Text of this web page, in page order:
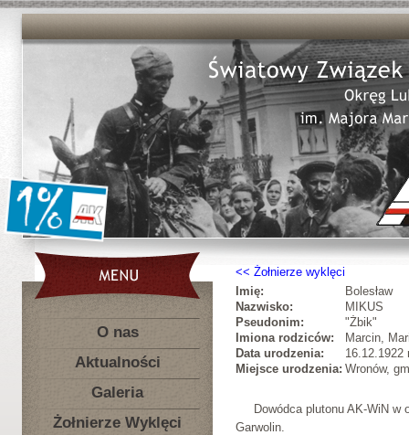
O nas
Aktualności
Galeria
Żołnierze Wyklęci
Żołnierze wyklęci
Imię:
Bolesław
Nazwisko:
MIKUS
Pseudonim:
"Żbik"
Imiona rodziców:
Marcin,
Data urodzenia:
16.12.1922
Miejsce urodzenia: Wronów,
Dowódca plutonu AK-WiN w
Garwolin.